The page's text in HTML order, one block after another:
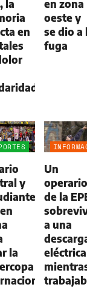
la
en
en zona
oeste y
se dio a
fuga
y
la
Un
operario
de la
a una
eléctrica